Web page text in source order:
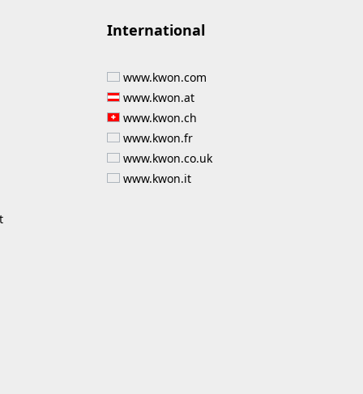
International
www.kwon.com
www.kwon.at
www.kwon.ch
www.kwon.fr
www.kwon.co.uk
www.kwon.it